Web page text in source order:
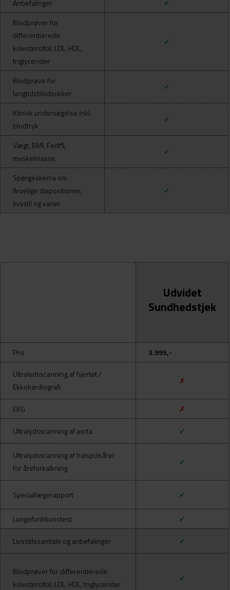
Anbefalinger
✔
Blodprøver for
differentierede
kolesteroltal, LDL. HDL,
triglycerider
✔
Blodprøve for
langtidsblodsukker
✔
Klinisk undersøgelse inkl.
blodtryk
✔
Vægt, BMI, Fedt%,
muskelmasse
✔
Spørgeskema om
Arvelige dispositioner,
livsstil og vaner
✔
Udvidet
Sundhedstjek
Pris
3.995,-
Ultralydsscanning af hjertet /
Ekkokardiografi
✗
EKG ✗
Ultralydsscanning af aorta ✔
Ultralydsscanning af halspulsårer
for åreforkalkning
✔
Speciallægerapport ✔
Lungefunktionstest ✔
Livsstilssamtale og anbefalinger ✔
Blodprøver for differentierede
kolesteroltal, LDL. HDL, triglycerider
✔